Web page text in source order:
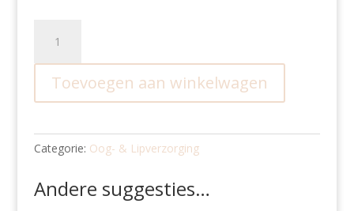
Cellular
Energy
Contour
Toevoegen aan winkelwagen
Categorie: Oog- & Lipverzorging
Andere suggesties…